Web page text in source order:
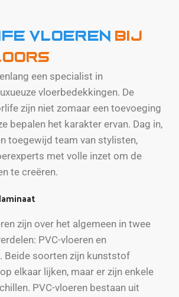
vloeren
bij
een specialist in
vloerbedekkingen. De
zijn niet zomaar een toevoeging
bepalen het karakter ervan. Dag in,
toegewijd team van stylisten,
met volle inzet om de
te creëren.
zijn over het algemeen in twee
PVC-vloeren en
Beide soorten zijn kunststof
elkaar lijken, maar er zijn enkele
PVC-vloeren bestaan uit